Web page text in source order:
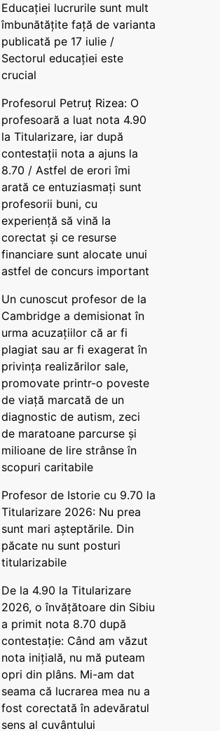
Educației lucrurile sunt mult
îmbunătățite față de varianta
publicată pe 17 iulie /
Sectorul educației este
crucial
Profesorul Petruț Rizea: O
profesoară a luat nota 4.90
la Titularizare, iar după
contestații nota a ajuns la
8.70 / Astfel de erori îmi
arată ce entuziasmați sunt
profesorii buni, cu
experiență să vină la
corectat și ce resurse
financiare sunt alocate unui
astfel de concurs important
Un cunoscut profesor de la
Cambridge a demisionat în
urma acuzațiilor că ar fi
plagiat sau ar fi exagerat în
privința realizărilor sale,
promovate printr-o poveste
de viață marcată de un
diagnostic de autism, zeci
de maratoane parcurse și
milioane de lire strânse în
scopuri caritabile
Profesor de Istorie cu 9.70 la
Titularizare 2026: Nu prea
sunt mari așteptările. Din
păcate nu sunt posturi
titularizabile
De la 4.90 la Titularizare
2026, o învățătoare din Sibiu
a primit nota 8.70 după
contestație: Când am văzut
nota inițială, nu mă puteam
opri din plâns. Mi-am dat
seama că lucrarea mea nu a
fost corectată în adevăratul
sens al cuvântului